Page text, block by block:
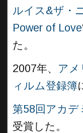
ルイス&ザ・
Power of Love
た。
2007年、 アメ
ィルム登録簿
第58回アカデ
受賞した。